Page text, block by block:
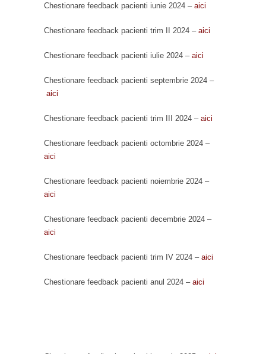
Chestionare feedback pacienti iunie 2024 – aici
Chestionare feedback pacienti trim II 2024 – aici
Chestionare feedback pacienti iulie 2024 – aici
Chestionare feedback pacienti septembrie 2024 –
aici
Chestionare feedback pacienti trim III 2024 – aici
Chestionare feedback pacienti octombrie 2024 –
aici
Chestionare feedback pacienti noiembrie 2024 –
aici
Chestionare feedback pacienti decembrie 2024 –
aici
Chestionare feedback pacienti trim IV 2024 – aici
Chestionare feedback pacienti anul 2024 – aici